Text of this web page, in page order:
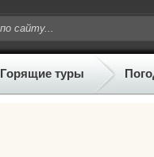
Горящие туры